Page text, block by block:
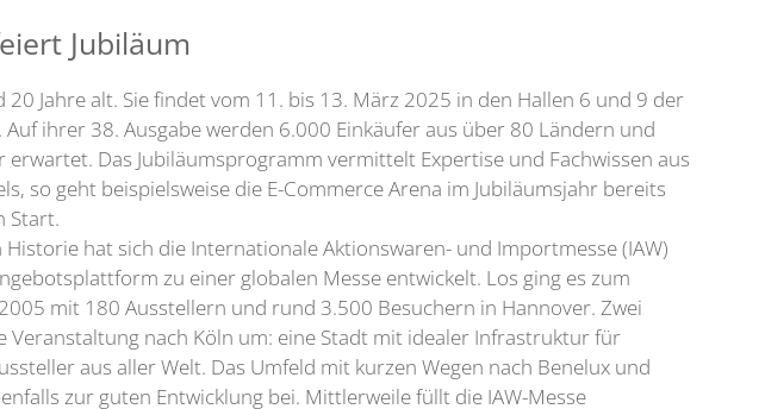
Jubiläum
20 Jahre alt. Sie findet vom 11. bis 13. März 2025 in den Hallen 6 und 9 der
ihrer 38. Ausgabe werden 6.000 Einkäufer aus über 80 Ländern und
erwartet. Das Jubiläumsprogramm vermittelt Expertise und Fachwissen aus
so geht beispielsweise die E-Commerce Arena im Jubiläumsjahr bereits
Start.
hat sich die Internationale Aktionswaren- und Importmesse (IAW)
zu einer globalen Messe entwickelt. Los ging es zum
mit 180 Ausstellern und rund 3.500 Besuchern in Hannover. Zwei
Veranstaltung nach Köln um: eine Stadt mit idealer Infrastruktur für
aus aller Welt. Das Umfeld mit kurzen Wegen nach Benelux und
zur guten Entwicklung bei. Mittlerweile füllt die IAW-Messe